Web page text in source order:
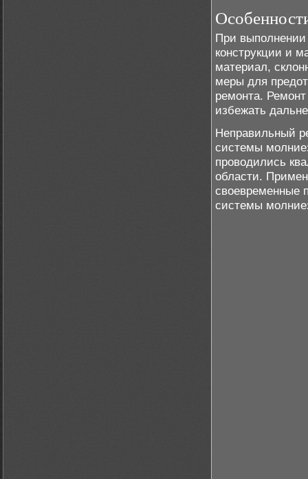
При выполнении
конструкции и
материал,
меры для
ремонта.
избежать
Неправильный
системы
проводились
области.
своевременные
системы